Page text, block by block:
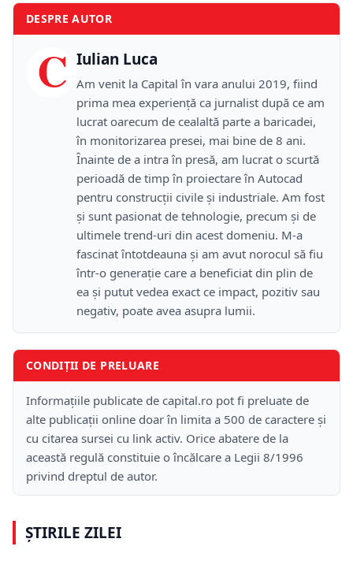
DESPRE AUTOR
C Iulian Luca
Am venit la Capital în vara anului 2019, fiind
prima mea experiență ca jurnalist după ce am
lucrat oarecum de cealaltă parte a baricadei,
în monitorizarea presei, mai bine de 8 ani.
Înainte de a intra în presă, am lucrat o scurtă
perioadă de timp în proiectare în Autocad
pentru construcții civile și industriale. Am fost
și sunt pasionat de tehnologie, precum și de
ultimele trend-uri din acest domeniu. M-a
fascinat întotdeauna și am avut norocul să fiu
într-o generație care a beneficiat din plin de
ea și putut vedea exact ce impact, pozitiv sau
negativ, poate avea asupra lumii.
CONDIȚII DE PRELUARE
Informațiile publicate de capital.ro pot fi preluate de
alte publicații online doar în limita a 500 de caractere și
cu citarea sursei cu link activ. Orice abatere de la
această regulă constituie o încălcare a Legii 8/1996
privind dreptul de autor.
ȘTIRILE ZILEI